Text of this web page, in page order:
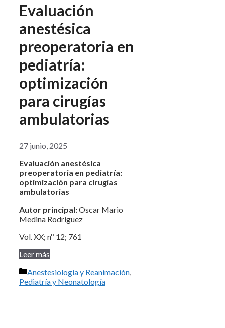
Evaluación
anestésica
preoperatoria en
pediatría:
optimización
para cirugías
ambulatorias
27 junio, 2025
Evaluación anestésica
preoperatoria en pediatría:
optimización para cirugías
ambulatorias
Autor principal:Oscar Mario
Medina Rodríguez
Vol. XX; nº 12; 761
Leer más
Categorías
Anestesiología y Reanimación
Pediatría y Neonatología